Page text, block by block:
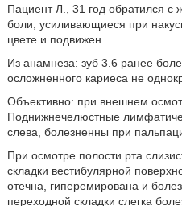
Пациент Л., 31 год обратился
боли, усиливающиеся при
цвете и подвижен.
Из анамнеза: зуб 3.6 ранее
осложненного кариеса не
Объективно: при внешнем
Поднижнечелюстные
слева, болезненны при
При осмотре полости рта
складки вестибулярной
отечна, гиперемирована и
переходной складки слегка